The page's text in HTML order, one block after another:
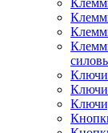
Ключи